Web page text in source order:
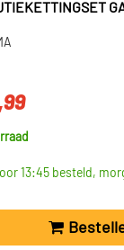
13:45 besteld,